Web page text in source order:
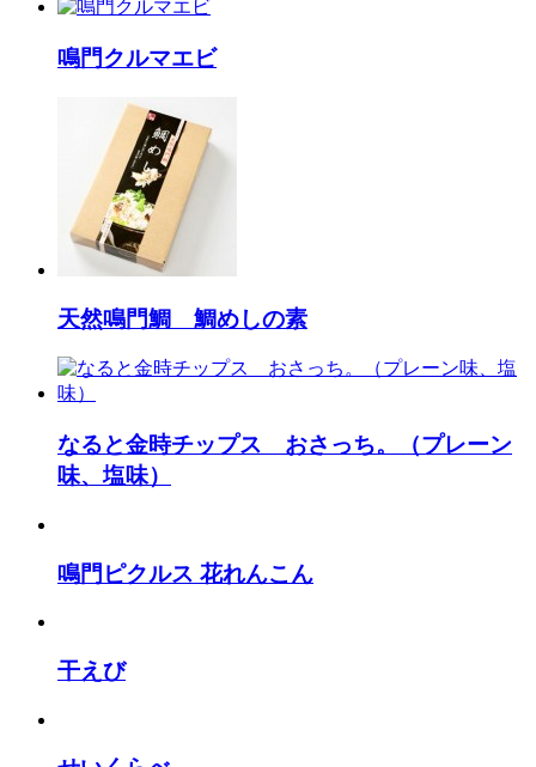
鳴門クルマエビ
天然鳴門鯛 鯛めしの素
なると金時チップス おさっち。（プレーン
味、塩味）
鳴門ピクルス 花れんこん
干えび